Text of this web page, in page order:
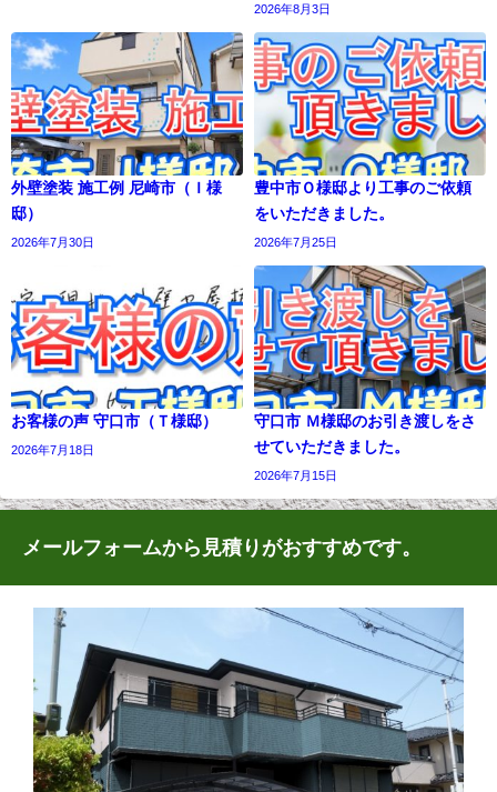
2026年8月3日
外壁塗装 施工例 尼崎市（Ｉ様
邸）
2026年7月30日
豊中市Ｏ様邸より工事のご依頼
をいただきました。
2026年7月25日
お客様の声 守口市（Ｔ様邸）
2026年7月18日
守口市 Ｍ様邸のお引き渡しをさ
せていただきました。
2026年7月15日
メールフォームから見積りがおすすめです。